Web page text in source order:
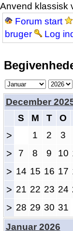
Anvend klassisk
Forum start
bruger
Log
December
S
M T O
> 1 2 3
> 7 8 9 10
> 14 15 16 17
> 21 22 23 24
> 28 29 30 31
Januar 2026